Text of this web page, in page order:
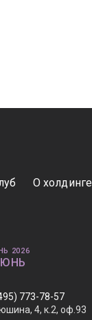
О холдинге
773-78-57
4, к.2, оф.93
2026